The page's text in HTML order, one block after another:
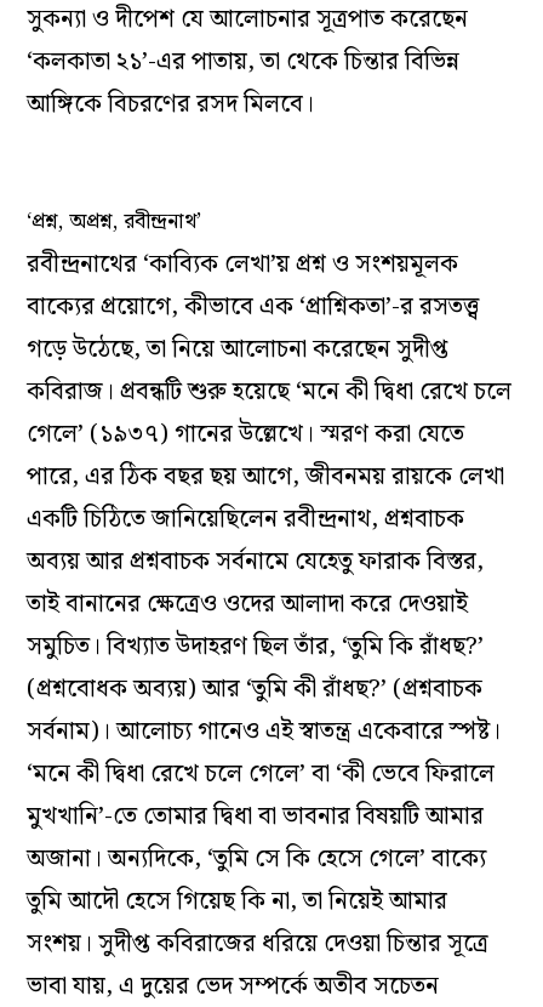
সুকন্যা ও দীপেশ যে আলোচনার সূত্রপাত করেছেন
‘কলকাতা ২১’-এর পাতায়, তা থেকে চিন্তার বিভিন্ন
আঙ্গিকে বিচরণের রসদ মিলবে।
‘প্রশ্ন, অপ্রশ্ন, রবীন্দ্রনাথ’
রবীন্দ্রনাথের ‘কাব্যিক লেখা’য় প্রশ্ন ও সংশয়মূলক
বাক্যের প্রয়োগে, কীভাবে এক ‘প্রাশ্নিকতা’-র রসতত্ত্ব
গড়ে উঠেছে, তা নিয়ে আলোচনা করেছেন সুদীপ্ত
কবিরাজ। প্রবন্ধটি শুরু হয়েছে ‘মনে কী দ্বিধা রেখে চলে
গেলে’ (১৯৩৭) গানের উল্লেখে। স্মরণ করা যেতে
পারে, এর ঠিক বছর ছয় আগে, জীবনময় রায়কে লেখা
একটি চিঠিতে জানিয়েছিলেন রবীন্দ্রনাথ, প্রশ্নবাচক
অব্যয় আর প্রশ্নবাচক সর্বনামে যেহেতু ফারাক বিস্তর,
তাই বানানের ক্ষেত্রেও ওদের আলাদা করে দেওয়াই
সমুচিত। বিখ্যাত উদাহরণ ছিল তাঁর, ‘তুমি কি রাঁধছ?’
(প্রশ্নবোধক অব্যয়) আর ‘তুমি কী রাঁধছ?’ (প্রশ্নবাচক
সর্বনাম)। আলোচ্য গানেও এই স্বাতন্ত্র একেবারে স্পষ্ট।
‘মনে কী দ্বিধা রেখে চলে গেলে’ বা ‘কী ভেবে ফিরালে
মুখখানি’-তে তোমার দ্বিধা বা ভাবনার বিষয়টি আমার
অজানা। অন্যদিকে, ‘তুমি সে কি হেসে গেলে’ বাক্যে
তুমি আদৌ হেসে গিয়েছ কি না, তা নিয়েই আমার
সংশয়। সুদীপ্ত কবিরাজের ধরিয়ে দেওয়া চিন্তার সূত্রে
ভাবা যায়, এ দুয়ের ভেদ সম্পর্কে অতীব সচেতন